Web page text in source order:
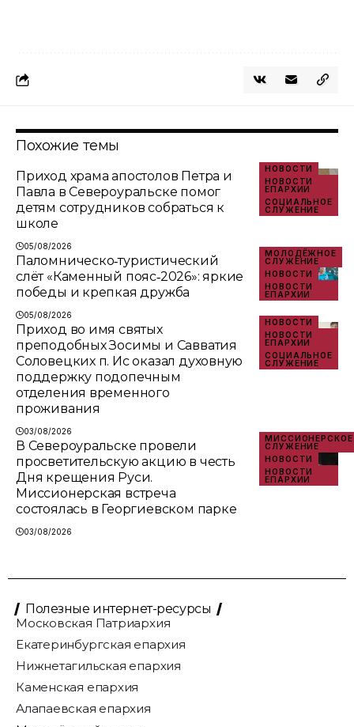
Похожие темы
НОВОСТИ
НОВОСТИ
ЕПАРХИИ
СОЦИАЛЬНОЕ
СЛУЖЕНИЕ
Приход храма апостолов Петра и
Павла в Североуральске помог
детям сотрудников собраться к
школе
05/08/2026
МОЛОДЁЖНОЕ
СЛУЖЕНИЕ
НОВОСТИ
НОВОСТИ
ЕПАРХИИ
Паломническо‑туристический
слёт «Каменный пояс‑2026»: яркие
победы и крепкая дружба
05/08/2026
НОВОСТИ
НОВОСТИ
ЕПАРХИИ
СОЦИАЛЬНОЕ
СЛУЖЕНИЕ
Приход во имя святых
преподобных Зосимы и Савватия
Соловецких п. Ис оказал духовную
поддержку подопечным
отделения временного
проживания
03/08/2026
МИССИОНЕРСКОЕ
СЛУЖЕНИЕ
НОВОСТИ
НОВОСТИ
ЕПАРХИИ
В Североуральске провели
просветительскую акцию в честь
Дня крещения Руси.
Миссионерская встреча
состоялась в Георгиевском парке
03/08/2026
Полезные интернет-ресурсы
Московская Патриархия
Екатеринбургская епархия
Нижнетагильская епархия
Каменская епархия
Алапаевская епархия